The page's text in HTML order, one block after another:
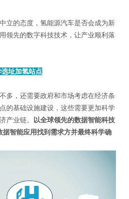
立的态度，氢能源汽车是否会成为新
领先的数字科技技术，让产业顺利落
址加氢站点
多，还需要政府和市场考虑在经济条
的基础设施建设，这些需要更加科学
产业链。
以全球领先的数据智能科技
智能应用找到需求方并最终科学确